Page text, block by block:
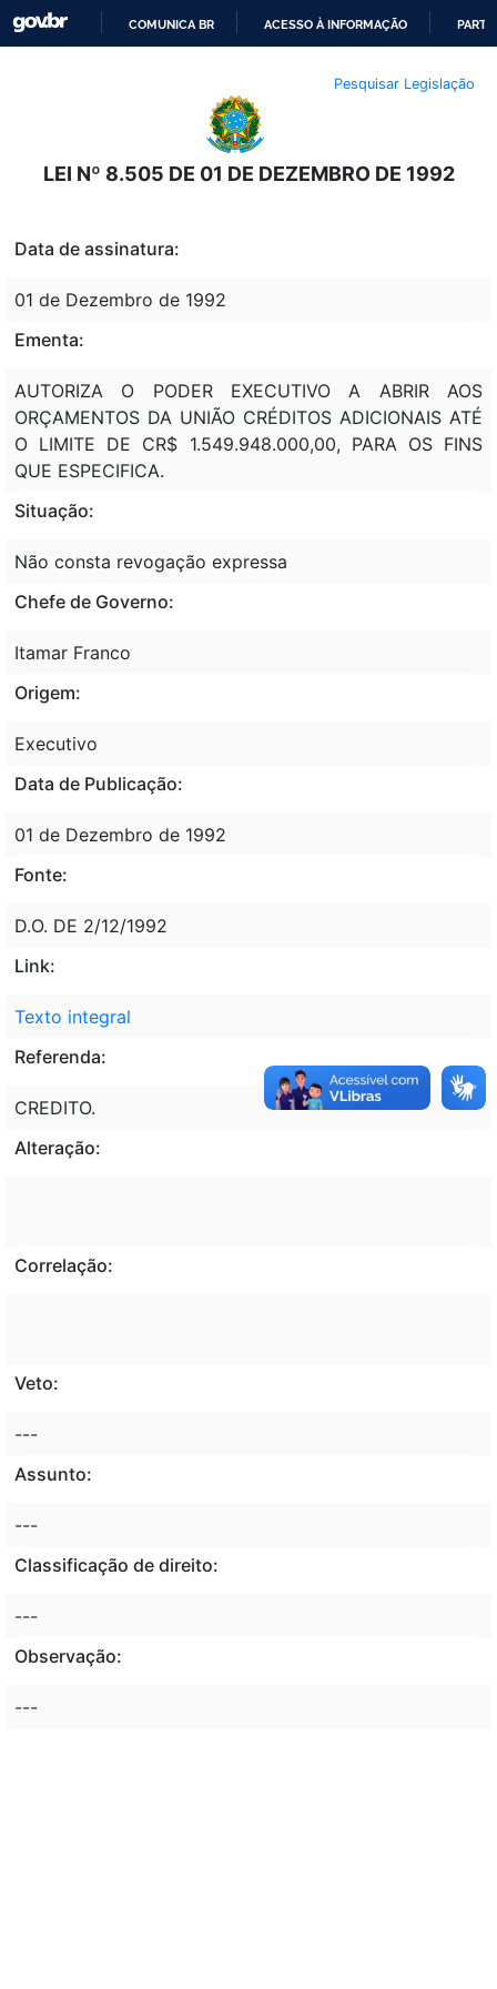
O
CONTEÚDO
COMUNICA BR ACESSO À INFORMAÇÃO
Pesquisar Legislação
LEI Nº 8.505 DE 01 DE DEZEMBRO DE 1992
Data de assinatura:
01 de Dezembro de 1992
Ementa:
AUTORIZA O PODER EXECUTIVO A ABRIR AOS
ORÇAMENTOS DA UNIÃO CRÉDITOS ADICIONAIS ATÉ
O LIMITE DE CR$ 1.549.948.000,00, PARA OS FINS
QUE ESPECIFICA.
Situação:
Não consta revogação expressa
Chefe de Governo:
Itamar Franco
Origem:
Executivo
Data de Publicação:
01 de Dezembro de 1992
Fonte:
D.O. DE 2/12/1992
Link:
Texto integral
Referenda:
CREDITO.
Alteração:
Correlação:
Veto:
---
Assunto:
---
Classificação de direito:
---
Observação:
---